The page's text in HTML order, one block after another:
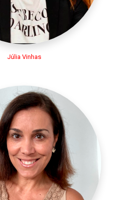
Júlia Vinhas